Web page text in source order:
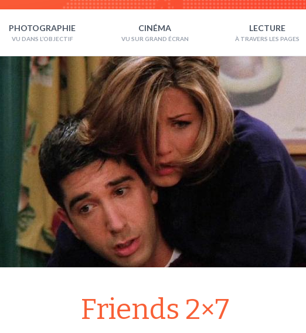
PHOTOGRAPHIE CINÉMA LECTURE
Friends 2×7